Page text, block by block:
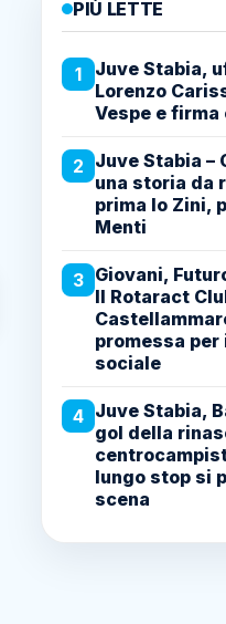
PIÙ LETTE
1
Juve Stabia,
Lorenzo
Vespe e firma
2 Juve Stabia –
una storia da
prima lo Zini,
Menti
3 Giovani,
Il Rotaract
promessa per
sociale
4 Juve Stabia,
gol della
lungo stop si
scena